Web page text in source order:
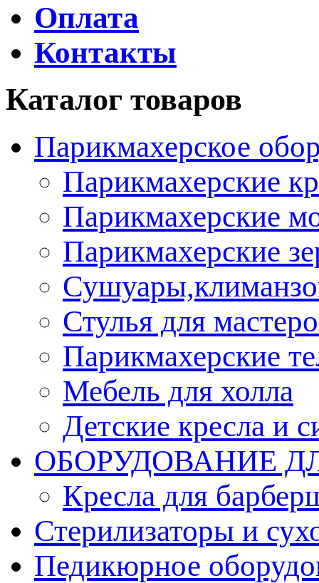
Оплата
Контакты
Каталог товаров
Парикмахерское
Парикмахерские
Парикмахерские
Парикмахерские
Стулья для
Парикмахерские
Мебель для холла
Детские кресла и
ОБОРУДОВАНИЕ
Кресла для
Стерилизаторы и
Педикюрное